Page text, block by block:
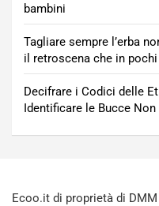
bambini
Tagliare sempre l’erba
il retroscena che in
Decifrare i Codici delle
Identificare le Bucce
Ecoo.it di proprietà di